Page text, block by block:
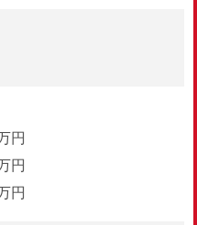
円
円
円